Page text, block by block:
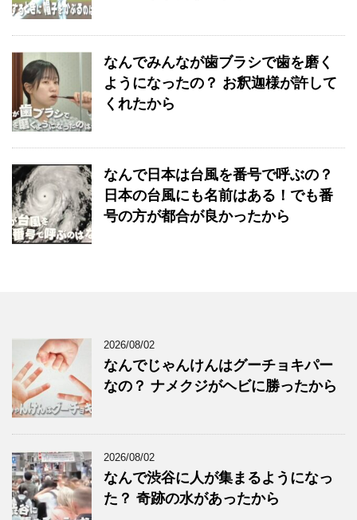
なんでみんなが歯ブラシで歯を磨く
ようになったの？ お釈迦様が許して
くれたから
なんで日本は台風を番号で呼ぶの？
日本の台風にも名前はある！でも番
号の方が都合が良かったから
2026/08/02
なんでじゃんけんはグーチョキパー
なの？ ナメクジがヘビに勝ったから
2026/08/02
なんで渋谷に人が集まるようになっ
た？ 奇跡の水があったから